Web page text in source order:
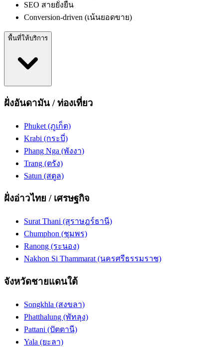
SEO สายยั่งยืน
Conversion-driven (เน้นยอดขาย)
พื้นที่ให้บริการ
ฝั่งอันดามัน / ท่องเที่ยว
Phuket (ภูเก็ต)
Krabi (กระบี่)
Phang Nga (พังงา)
Trang (ตรัง)
Satun (สตูล)
ฝั่งอ่าวไทย / เศรษฐกิจ
Surat Thani (สุราษฎร์ธานี)
Chumphon (ชุมพร)
Ranong (ระนอง)
Nakhon Si Thammarat (นครศรีธรรมราช)
จังหวัดชายแดนใต้
Songkhla (สงขลา)
Phatthalung (พัทลุง)
Pattani (ปัตตานี)
Yala (ยะลา)